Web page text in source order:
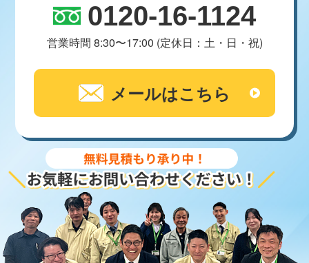
0120-16-1124
営業時間 8:30〜17:00 (定休日：土・日・祝)
メールはこちら